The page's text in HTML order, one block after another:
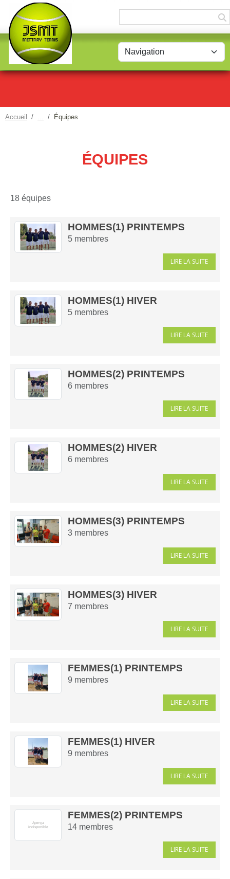
Accueil Équipes
ÉQUIPES
18 équipes
HOMMES(1) PRINTEMPS
5 membres
LIRE LA SUITE
HOMMES(1) HIVER
5 membres
LIRE LA SUITE
HOMMES(2) PRINTEMPS
6 membres
LIRE LA SUITE
HOMMES(2) HIVER
6 membres
LIRE LA SUITE
HOMMES(3) PRINTEMPS
3 membres
LIRE LA SUITE
HOMMES(3) HIVER
7 membres
LIRE LA SUITE
FEMMES(1) PRINTEMPS
9 membres
LIRE LA SUITE
FEMMES(1) HIVER
9 membres
LIRE LA SUITE
FEMMES(2) PRINTEMPS
14 membres
LIRE LA SUITE
Panneau de gestion des cookies